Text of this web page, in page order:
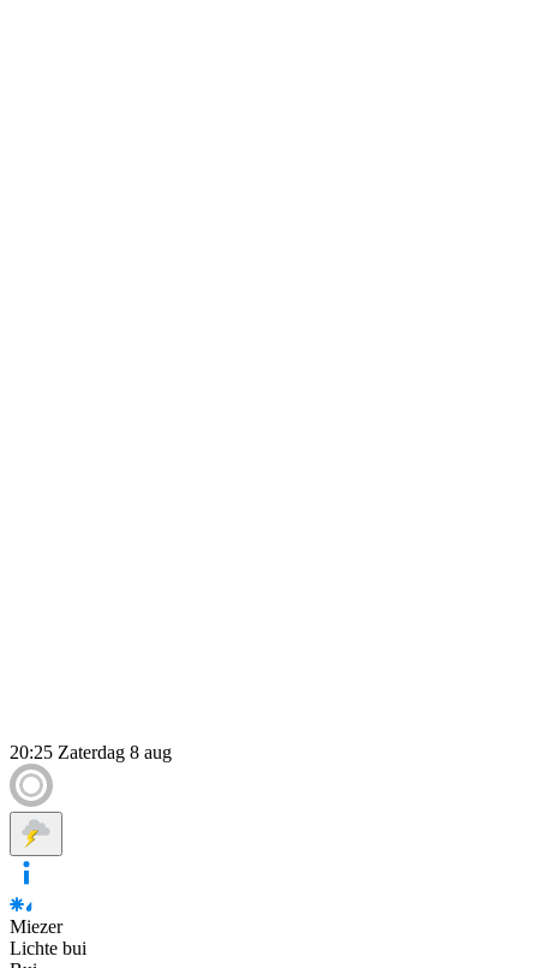
20:25 Zaterdag 8 aug
Miezer
Lichte bui